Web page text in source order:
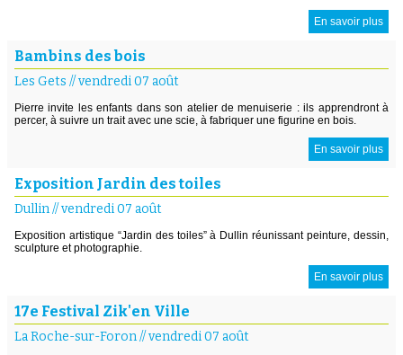
En savoir plus
Bambins des bois
Les Gets //vendredi 07 août
Pierre invite les enfants dans son atelier de menuiserie : ils apprendront à
percer, à suivre un trait avec une scie, à fabriquer une figurine en bois.
En savoir plus
Exposition Jardin des toiles
Dullin//vendredi 07 août
Exposition artistique “Jardin des toiles” à Dullin réunissant peinture, dessin,
sculpture et photographie.
En savoir plus
17e Festival Zik'en Ville
La Roche-sur-Foron//vendredi 07 août